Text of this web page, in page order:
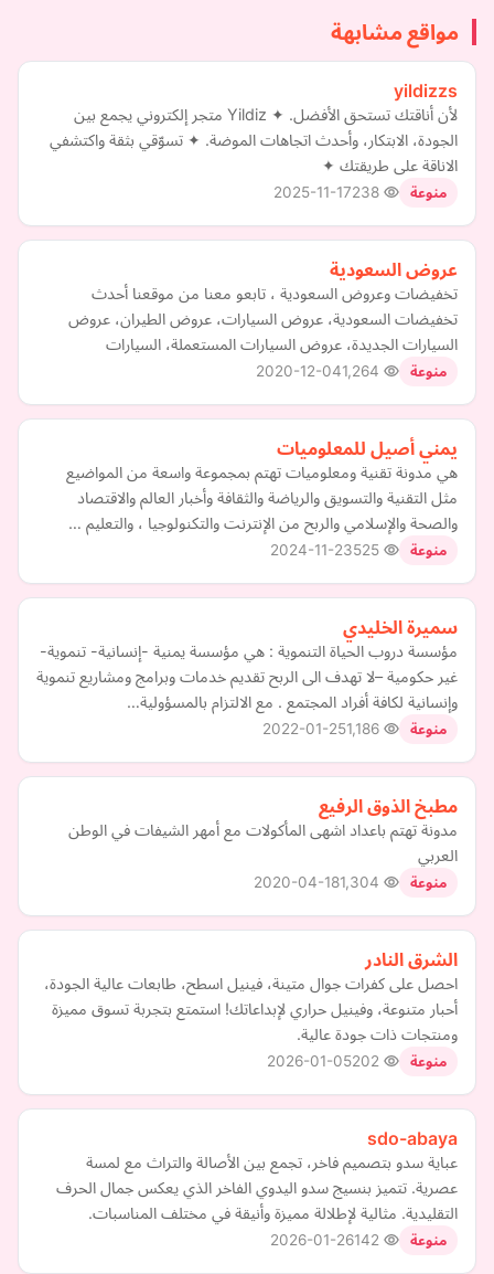
مواقع مشابهة
yildizzs
لأن أناقتك تستحق الأفضل. ✦ Yildiz متجر إلكتروني يجمع بين
الجودة، الابتكار، وأحدث اتجاهات الموضة. ✦ تسوّقي بثقة واكتشفي
الاناقة على طريقتك ✦
منوعة 2025-11-17
عروض السعودية
تخفيضات وعروض السعودية ، تابعو معنا من موقعنا أحدث
تخفيضات السعودية، عروض السيارات، عروض الطيران، عروض
السيارات الجديدة، عروض السيارات المستعملة، السيارات
منوعة 2020-12-04
يمني أصيل للمعلوميات
هي مدونة تقنية ومعلوميات تهتم بمجموعة واسعة من المواضيع
مثل التقنية والتسويق والرياضة والثقافة وأخبار العالم والاقتصاد
والصحة والإسلامي والربح من الإنترنت والتكنولوجيا ، والتعليم …
منوعة 2024-11-23
سميرة الخليدي
مؤسسة دروب الحياة التنموية : هي مؤسسة يمنية -إنسانية- تنموية-
غير حكومية –لا تهدف الى الربح تقديم خدمات وبرامج ومشاريع تنموية
وإنسانية لكافة أفراد المجتمع . مع الالتزام بالمسؤولية…
منوعة 2022-01-25
مطبخ الذوق الرفيع
مدونة تهتم باعداد اشهى المأكولات مع أمهر الشيفات في الوطن
العربي
منوعة 2020-04-18
الشرق النادر
احصل على كفرات جوال متينة، فينيل اسطح، طابعات عالية الجودة،
أحبار متنوعة، وفينيل حراري لإبداعاتك! استمتع بتجربة تسوق مميزة
ومنتجات ذات جودة عالية.
منوعة 2026-01-05
sdo-abaya
عباية سدو بتصميم فاخر، تجمع بين الأصالة والتراث مع لمسة
عصرية. تتميز بنسيج سدو اليدوي الفاخر الذي يعكس جمال الحرف
التقليدية. مثالية لإطلالة مميزة وأنيقة في مختلف المناسبات.
منوعة 2026-01-26